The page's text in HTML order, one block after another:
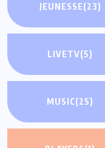
JEUNESSE(23)
LIVETV(5)
MUSIC(25)